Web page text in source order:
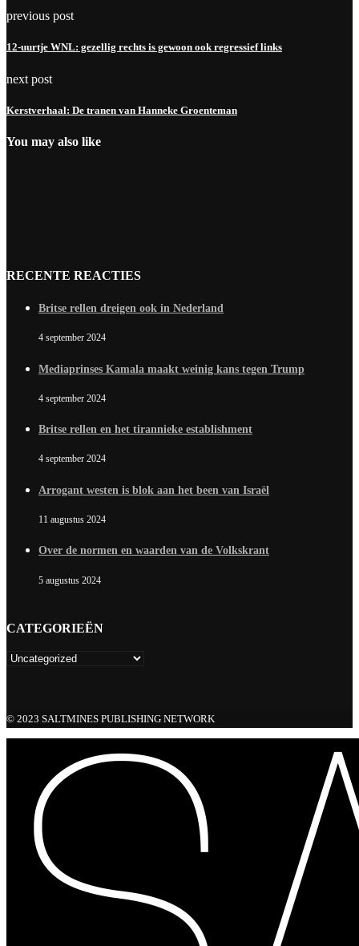
previous post
12-uurtje WNL: gezellig rechts is gewoon ook regressief links
next post
Kerstverhaal: De tranen van Hanneke Groenteman
You may also like
RECENTE REACTIES
Britse rellen dreigen ook in Nederland
4 september 2024
Mediaprinses Kamala maakt weinig kans tegen Trump
4 september 2024
Britse rellen en het tirannieke establishment
4 september 2024
Arrogant westen is blok aan het been van Israël
11 augustus 2024
Over de normen en waarden van de Volkskrant
5 augustus 2024
CATEGORIEËN
© 2023 SALTMINES PUBLISHING NETWORK